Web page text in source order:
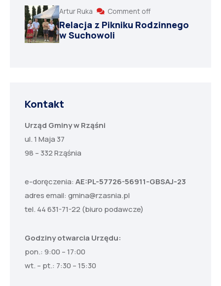
Artur Ruka Comment off
Relacja z Pikniku Rodzinnego
w Suchowoli
Kontakt
Urząd Gminy w Rząśni
ul. 1 Maja 37
98 – 332 Rząśnia
e-doręczenia: AE:PL-57726-56911-GBSAJ-23
adres email: gmina@rzasnia.pl
tel. 44 631-71-22 (biuro podawcze)
Godziny otwarcia Urzędu:
pon.: 9:00 – 17:00
wt. – pt.: 7:30 – 15:30